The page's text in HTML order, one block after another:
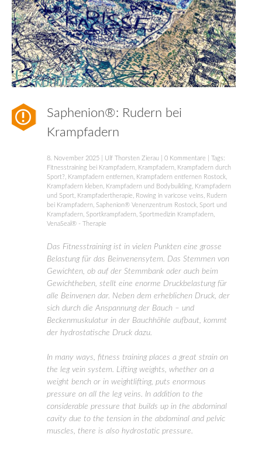
Saphenion®: Rudern bei
Krampfadern
8. November 2025 Ulf Thorsten Zierau 0 Kommentare | Tags:
Fitnesstraining bei Krampfadern
Krampfadern
Krampfadern durch
Sport?
Krampfadern entfernen Krampfadern entfernen Rostock
Krampfadern kleben
Krampfadern und Bodybuilding
Krampfadern
und Sport
Krampfadertherapie Rowing in varicose veins
Rudern
bei Krampfadern Saphenion® Venenzentrum Rostock Sport und
Krampfadern Sportkrampfadern Sportmedizin Krampfadern
VenaSeal® - Therapie
Das Fitnesstraining ist in vielen Punkten eine grosse
Belastung für das Beinvenensytem. Das Stemmen von
Gewichten, ob auf der Stemmbank oder auch beim
Gewichtheben, stellt eine enorme Druckbelastung für
alle Beinvenen dar. Neben dem erheblichen Druck, der
sich durch die Anspannung der Bauch – und
Beckenmuskulatur in der Bauchhöhle aufbaut, kommt
der hydrostatische Druck dazu.
In many ways, fitness training places a great strain on
the leg vein system. Lifting weights, whether on a
weight bench or in weightlifting, puts enormous
pressure on all the leg veins. In addition to the
considerable pressure that builds up in the abdominal
cavity due to the tension in the abdominal and pelvic
muscles, there is also hydrostatic pressure.